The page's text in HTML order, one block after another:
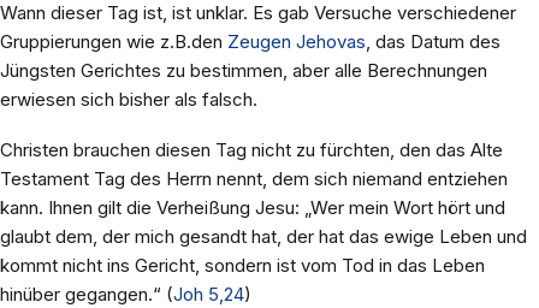
Wann dieser Tag ist, ist unklar. Es gab Versuche verschiedener
Gruppierungen wie z.B.den Zeugen Jehovas, das Datum des
Jüngsten Gerichtes zu bestimmen, aber alle Berechnungen
erwiesen sich bisher als falsch.
Christen brauchen diesen Tag nicht zu fürchten, den das Alte
Testament Tag des Herrn nennt, dem sich niemand entziehen
kann. Ihnen gilt die Verheißung Jesu: „Wer mein Wort hört und
glaubt dem, der mich gesandt hat, der hat das ewige Leben und
kommt nicht ins Gericht, sondern ist vom Tod in das Leben
hinüber gegangen.“ (Joh 5,24)